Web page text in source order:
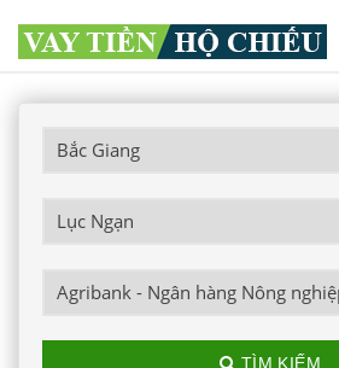
TÌM KIẾM